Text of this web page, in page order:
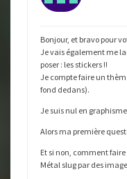
Bonjour, et bravo pour
Je vais également me
poser : les stickers !!
Je compte faire un
fond dedans).
Je suis nul en
Alors ma première
Et si non, comment faire
Métal slug par des